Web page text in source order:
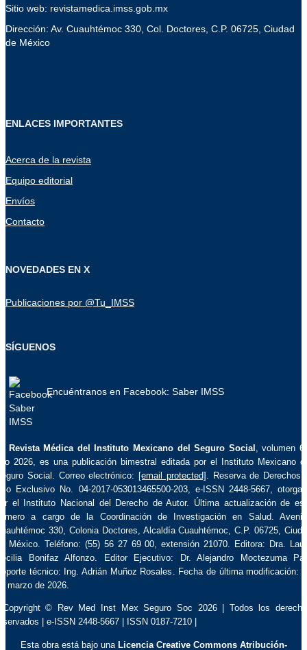
Sitio web: revistamedica.imss.gob.mx
Dirección: Av. Cuauhtémoc 330, Col. Doctores, C.P. 06725, Ciudad
de México
ENLACES IMPORTANTES
Acerca de la revista
Equipo editorial
Envíos
Contacto
NOVEDADES EN X
Publicaciones por @Tu_IMSS
SÍGUENOS
Encuéntranos en Facebook: Saber IMSS
Revista Médica del Instituto Mexicano del Seguro Social
, volumen
2026, es una publicación bimestral editada por el Instituto Mexicano
Social. Correo electrónico: [email protected]
. Reserva de Derechos
Exclusivo No. 04-2017-053013465500-203, e-ISSN 2448-5667,
el Instituto Nacional del Derecho de Autor. Última actualización de
a cargo de la Coordinación de Investigación en Salud.
330, Colonia Doctores, Alcaldía Cuauhtémoc, C.P. 06725,
México. Teléfono: (55) 56 27 69 00, extensión 21070. Editora: Dra.
Bonifaz Alfonzo. Editor Ejecutivo: Dr. Alejandro Moctezuma
técnico: Ing. Adrián Muñoz Rosales. Fecha de última modificación:
marzo de 2026.
© Rev Med Inst Mex Seguro Soc 2026 | Todos los
| e-ISSN 2448-5667 | ISSN 0187-7210 |
Esta obra está bajo una Licencia Creative Commons Atribución-